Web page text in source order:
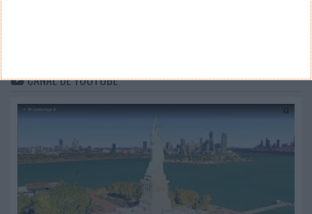
CANAL DE YOUTUBE